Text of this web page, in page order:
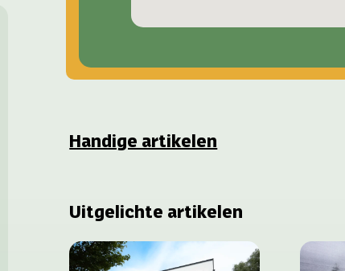
Handige artikelen
Uitgelichte artikelen